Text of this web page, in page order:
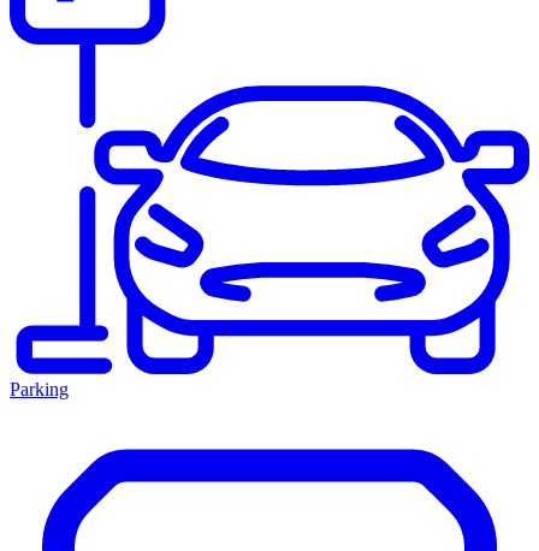
Parking